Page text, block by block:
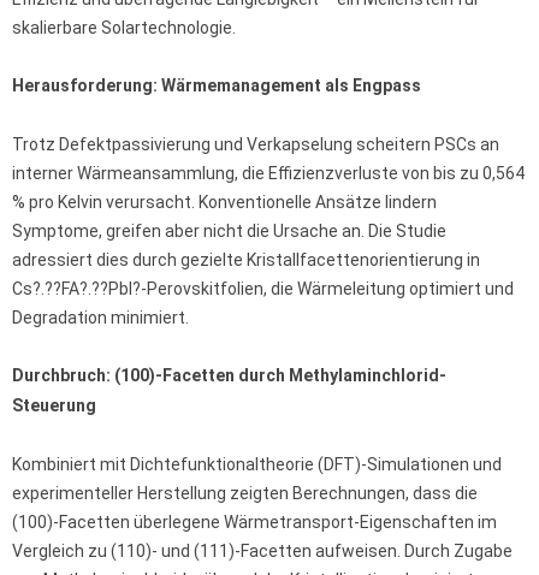
skalierbare Solartechnologie.
Herausforderung: Wärmemanagement als Engpass
Trotz Defektpassivierung und Verkapselung scheitern PSCs an
interner Wärmeansammlung, die Effizienzverluste von bis zu 0,564
% pro Kelvin verursacht. Konventionelle Ansätze lindern
Symptome, greifen aber nicht die Ursache an. Die Studie
adressiert dies durch gezielte Kristallfacettenorientierung in
Cs?.??FA?.??PbI?-Perovskitfolien, die Wärmeleitung optimiert und
Degradation minimiert.
Durchbruch: (100)-Facetten durch Methylaminchlorid-
Steuerung
Kombiniert mit Dichtefunktionaltheorie (DFT)-Simulationen und
experimenteller Herstellung zeigten Berechnungen, dass die
(100)-Facetten überlegene Wärmetransport-Eigenschaften im
Vergleich zu (110)- und (111)-Facetten aufweisen. Durch Zugabe